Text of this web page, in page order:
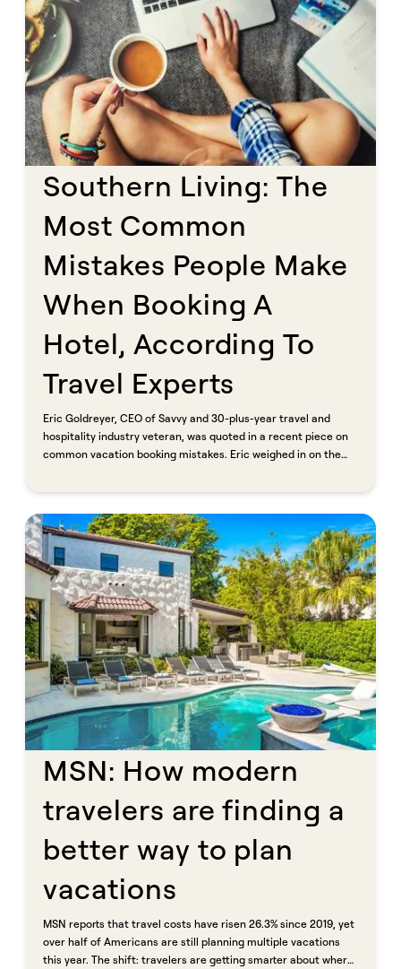
Southern Living: The
Most Common
Mistakes People Make
When Booking A
Hotel, According To
Travel Experts​​​​‌ ‍ ​‍​‍‌‍ ‌ ​‍‌‍‍‌‌‍‌ ‌‍‍‌‌‍ ‍​‍​‍​ ‍‍​‍​‍‌ ​ ‌‍​‌‌‍ ‍‌‍‍‌‌ ‌​‌ ‍‌​‍ ‍‌‍‍‌‌‍ ​‍​‍​‍ ​​‍​‍‌‍‍​‌ ​‍‌‍‌‌‌‍‌‍​‍​‍​ ‍‍​‍​‍​‍ ‌ ​ ‌ ‌​‌ ‌‌‌‍‌​‌‍‍‌‌‍ ​‍ ‌‍‍‌‌‍ ‍‌ ‌​‌‍‌‌‌‍ ‍‌ ‌​​‍ ‌‍‌‌‌‍‌​‌‍‍‌‌ ‌​​‍ ‌‍ ‌‌‍ ‌‍‌​‌‍‌‌​ ‌‌ ​​‌ ​‍‌‍‌‌‌ ​ ‌‍‌‌‌‍ ‍‌ ‌​‌‍​‌‌ ‌​‌‍‍‌‌‍ ‌‍ ‍​ ‍ ‌‍‍‌‌‍‌​​ ‌​ ​​​ ​‌‌‍‌‌​ ​​​ ‍​​ ‌​​ ‌ ​ ‌‌​‍ ‌​ ‍‌‌‍‌‌‌‍‌‌​ ​‍​‍ ‌​ ‌​‌‍​ ​ ‌‌‌‍​ ​‍ ‌‌‍​‍‌‍‌‌​ ‌ ​ ​ ​‍ ‌‌‍‌‍​ ‌‍‌‍​‍‌‍​ ‌‍‌‍​ ​ ​ ‌‍‌‍‌‌​ ‌​‌‍‌‌‌‍‌​​ ‍​​ ‍ ‌ ‌​‌ ‍‌‌ ​​‌‍‌‌​ ‌‌ ​​‌‍ ‌ ​ ‌ ‌​​ ‍ ‌ ​​‌‍​‌‌ ‌​‌‍‍​​ ‌‌ ‌​‌‍‍‌‌ ‌​‌‍ ​‌‍‌‌​ ‌‍​‍‌‍​‌‌ ​ ‌‍‌‌‌‌‌‌‌ ​‍‌‍ ​​ ‌​‍‌‌​ ​‍‌​‌‍‌ ​ ‌ ‌​‌ ‌‌‌‍‌​‌‍‍‌‌‍ ​‍‌‍‌‍‍‌‌‍‌​​ ‌​ ​​​ ​‌‌‍‌‌​ ​​​ ‍​​ ‌​​ ‌ ​ ‌‌​‍ ‌​ ‍‌‌‍‌‌‌‍‌‌​ ​‍​‍ ‌​ ‌​‌‍​ ​ ‌‌‌‍​ ​‍ ‌‌‍​‍‌‍‌‌​ ‌ ​ ​ ​‍ ‌‌‍‌‍​ ‌‍‌‍​‍‌‍​ ‌‍‌‍​ ​ ​ ‌‍‌‍‌‌​ ‌​‌‍‌‌‌‍‌​​ ‍​​‍‌‍‌ ‌​‌ ‍‌‌ ​​‌‍‌‌​ ‌‌ ​​‌‍ ‌ ​ ‌ ‌​​‍‌‍‌ ​​‌‍​‌‌ ‌​‌‍‍​​ ‌‌ ‌​‌‍‍‌‌ ‌​‌‍ ​‌‍‌‌​‍‌‍‌ ​​‌‍‌‌‌ ​‍‌ ​ ‌ ​​‌‍‌‌‌‍​ ‌ ‌​‌‍‍‌‌ ‌‍‌‍‌‌​ ‌‌ ​​‌ ‌‌‌‍​‍‌‍ ​‌‍‍‌‌ ​ ‌‍‍​‌‍‌‌‌‍‌​​‍​‍‌ ‌
Eric Goldreyer, CEO of Savvy and 30-plus-year travel and
hospitality industry veteran, was quoted in a recent piece on
common vacation booking mistakes. Eric weighed in on the
or issue resolution, and that nightly rates rarely reflect what
travelers actually pay once platform fees, taxes, and service
charges are added in.​​​​‌ ‍ ​‍​‍‌‍ ‌ ​‍‌‍‍‌‌‍‌ ‌‍‍‌‌‍ ‍​‍​‍​ ‍‍​‍​‍‌ ​ ‌‍​‌‌‍ ‍‌‍‍‌‌ ‌​‌ ‍‌​‍ ‍‌‍‍‌‌‍ ​‍​‍​‍ ​​‍​‍‌‍‍​‌ ​‍‌‍‌‌‌‍‌‍​‍​‍​ ‍‍​‍​‍​‍ ‌ ​ ‌ ‌​‌ ‌‌‌‍‌​‌‍‍‌‌‍ ​‍ ‌‍‍‌‌‍ ‍‌ ‌​‌‍‌‌‌‍ ‍‌ ‌​​‍ ‌‍‌‌‌‍‌​‌‍‍‌‌ ‌​​‍ ‌‍ ‌‌‍ ‌‍‌​‌‍‌‌​ ‌‌ ​​‌ ​‍‌‍‌‌‌ ​ ‌‍‌‌‌‍ ‍‌ ‌​‌‍​‌‌ ‌​‌‍‍‌‌‍ ‌‍ ‍​ ‍ ‌‍‍‌‌‍‌​​ ‌​ ​​​ ​‌‌‍‌‌​ ​​​ ‍​​ ‌​​ ‌ ​ ‌‌​‍ ‌​ ‍‌‌‍‌‌‌‍‌‌​ ​‍​‍ ‌​ ‌​‌‍​ ​ ‌‌‌‍​ ​‍ ‌‌‍​‍‌‍‌‌​ ‌ ​ ​ ​‍ ‌‌‍‌‍​ ‌‍‌‍​‍‌‍​ ‌‍‌‍​ ​ ​ ‌‍‌‍‌‌​ ‌​‌‍‌‌‌‍‌​​ ‍​​ ‍ ‌ ‌​‌ ‍‌‌ ​​‌‍‌‌​ ‌‌ ​​‌‍ ‌ ​ ‌ ‌​​ ‍ ‌ ​​‌‍​‌‌ ‌​‌‍‍​​ ‌‌‍‌‌‌ ‍​‌‍​ ‌‍‌‌‌ ​‍‌ ​​‌ ‌​​ ‌‍​‍‌‍​‌‌ ​ ‌‍‌‌‌‌‌‌‌ ​‍‌‍ ​​ ‌​‍‌‌​ ​‍‌​‌‍‌ ​ ‌ ‌​‌ ‌‌‌‍‌​‌‍‍‌‌‍ ​‍‌‍‌‍‍‌‌‍‌​​ ‌​ ​​​ ​‌‌‍‌‌​ ​​​ ‍​​ ‌​​ ‌ ​ ‌‌​‍ ‌​ ‍‌‌‍‌‌‌‍‌‌​ ​‍​‍ ‌​ ‌​‌‍​ ​ ‌‌‌‍​ ​‍ ‌‌‍​‍‌‍‌‌​ ‌ ​ ​ ​‍ ‌‌‍‌‍​ ‌‍‌‍​‍‌‍​ ‌‍‌‍​ ​ ​ ‌‍‌‍‌‌​ ‌​‌‍‌‌‌‍‌​​ ‍​​‍‌‍‌ ‌​‌ ‍‌‌ ​​‌‍‌‌​ ‌‌ ​​‌‍ ‌ ​ ‌ ‌​​‍‌‍‌ ​​‌‍​‌‌ ‌​‌‍‍​​ ‌‌‍‌‌‌ ‍​‌‍​ ‌‍‌‌‌ ​‍‌ ​​‌ ‌​​‍‌‍‌ ​​‌‍‌‌‌ ​‍‌ ​ ‌ ​​‌‍‌‌‌‍​ ‌ ‌​‌‍‍‌‌ ‌‍‌‍‌‌​ ‌‌ ​​‌ ‌‌‌‍​‍‌‍ ​‌‍‍‌‌ ​ ‌‍‍​‌‍‌‌‌‍‌​​‍​‍‌ ‌
MSN: How modern
travelers are finding a
better way to plan
vacations​​​​‌ ‍ ​‍​‍‌‍ ‌ ​‍‌‍‍‌‌‍‌ ‌‍‍‌‌‍ ‍​‍​‍​ ‍‍​‍​‍‌ ​ ‌‍​‌‌‍ ‍‌‍‍‌‌ ‌​‌ ‍‌​‍ ‍‌‍‍‌‌‍ ​‍​‍​‍ ​​‍​‍‌‍‍​‌ ​‍‌‍‌‌‌‍‌‍​‍​‍​ ‍‍​‍​‍​‍ ‌ ​ ‌ ‌​‌ ‌‌‌‍‌​‌‍‍‌‌‍ ​‍ ‌‍‍‌‌‍ ‍‌ ‌​‌‍‌‌‌‍ ‍‌ ‌​​‍ ‌‍‌‌‌‍‌​‌‍‍‌‌ ‌​​‍ ‌‍ ‌‌‍ ‌‍‌​‌‍‌‌​ ‌‌ ​​‌ ​‍‌‍‌‌‌ ​ ‌‍‌‌‌‍ ‍‌ ‌​‌‍​‌‌ ‌​‌‍‍‌‌‍ ‌‍ ‍​ ‍ ‌‍‍‌‌‍‌​​ ‌​ ​‌​ ​ ​ ‌ ‌‍‌‍​ ‌​​ ‌ ​ ​‍​ ‌ ​‍ ‌​ ​ ​ ‌​‌‍​‍​ ​ ​‍ ‌​ ‌​‌‍‌‍​ ​‍‌‍​‍​‍ ‌​ ‍​‌‍​‌‌‍‌​‌‍​‍​‍ ‌‌‍‌‌​ ‍​‌‍​ ​ ​‌​ ‌‍​ ​‌​ ​​​ ‍​​ ‍​‌‍‌‍​ ​‌‌‍‌​​ ‍ ‌ ‌​‌ ‍‌‌ ​​‌‍‌‌​ ‌‌ ​​‌‍ ‌ ​ ‌ ‌​​ ‍ ‌ ​​‌‍​‌‌ ‌​‌‍‍​​ ‌‌ ‌​‌‍‍‌‌ ‌​‌‍ ​‌‍‌‌​ ‌‍​‍‌‍​‌‌ ​ ‌‍‌‌‌‌‌‌‌ ​‍‌‍ ​​ ‌​‍‌‌​ ​‍‌​‌‍‌ ​ ‌ ‌​‌ ‌‌‌‍‌​‌‍‍‌‌‍ ​‍‌‍‌‍‍‌‌‍‌​​ ‌​ ​‌​ ​ ​ ‌ ‌‍‌‍​ ‌​​ ‌ ​ ​‍​ ‌ ​‍ ‌​ ​ ​ ‌​‌‍​‍​ ​ ​‍ ‌​ ‌​‌‍‌‍​ ​‍‌‍​‍​‍ ‌​ ‍​‌‍​‌‌‍‌​‌‍​‍​‍ ‌‌‍‌‌​ ‍​‌‍​ ​ ​‌​ ‌‍​ ​‌​ ​​​ ‍​​ ‍​‌‍‌‍​ ​‌‌‍‌​​‍‌‍‌ ‌​‌ ‍‌‌ ​​‌‍‌‌​ ‌‌ ​​‌‍ ‌ ​ ‌ ‌​​‍‌‍‌ ​​‌‍​‌‌ ‌​‌‍‍​​ ‌‌ ‌​‌‍‍‌‌ ‌​‌‍ ​‌‍‌‌​‍‌‍‌ ​​‌‍‌‌‌ ​‍‌ ​ ‌ ​​‌‍‌‌‌‍​ ‌ ‌​‌‍‍‌‌ ‌‍‌‍‌‌​ ‌‌ ​​‌ ‌‌‌‍​‍‌‍ ​‌‍‍‌‌ ​ ‌‍‍​‌‍‌‌‌‍‌​​‍​‍‌ ‌
MSN reports that travel costs have risen 26.3% since 2019, yet
over half of Americans are still planning multiple vacations
this year. The shift: travelers are getting smarter about where